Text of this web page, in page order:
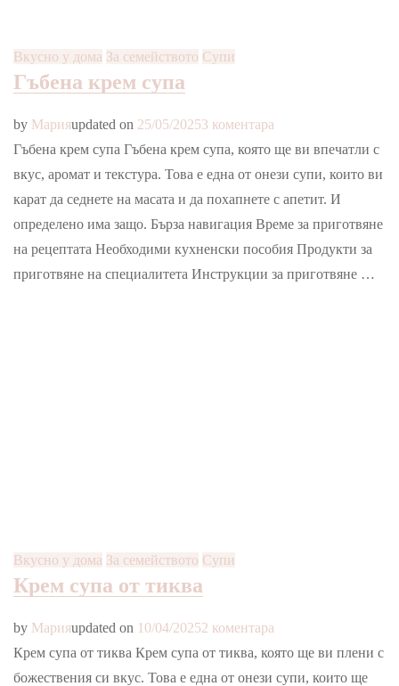
Вкусно у дома За семейството Супи
Гъбена крем супа
by Марияupdated on 25/05/20253 коментара
Гъбена
крем
супа
Гъбена крем супа Гъбена крем супа, която ще ви впечатли с
вкус, аромат и текстура. Това е една от онези супи, които ви
карат да седнете на масата и да похапнете с апетит. И
определено има защо. Бърза навигация Време за приготвяне
на рецептата Необходими кухненски пособия Продукти за
приготвяне на специалитета Инструкции за приготвяне …
Вкусно у дома За семейството Супи
Крем супа от тиква
by Марияupdated on 10/04/20252 коментара
Крем
супа
Крем супа от тиква Крем супа от тиква, която ще ви плени с
божествения си вкус. Това е една от онези супи, които ще